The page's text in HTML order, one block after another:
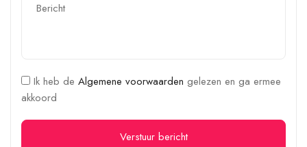
Ik heb de Algemene voorwaarden gelezen en ga ermee
akkoord
Verstuur bericht